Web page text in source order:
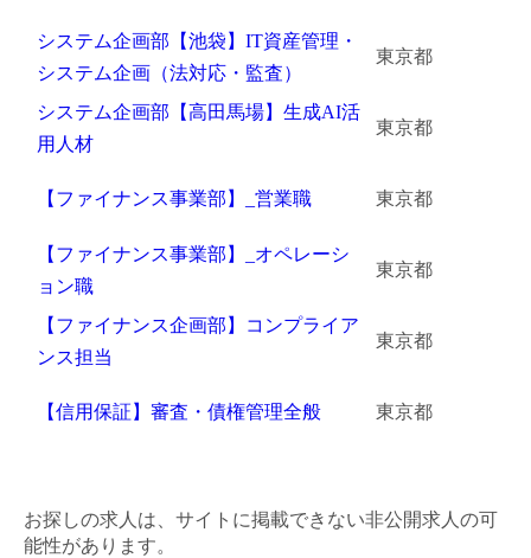
機械・装置
化学
金属・素材
エネルギー・プラント
医療・介護・福祉
その他
次へ（ご経験職種を選択）
システム企画部【池袋】IT資産管理・
システム企画（法対応・監査）
東京都
システム企画部【高田馬場】生成AI活
用人材
東京都
【ファイナンス事業部】_営業職 東京都
【ファイナンス事業部】_オペレーシ
ョン職
東京都
【ファイナンス企画部】コンプライア
ンス担当
東京都
【信用保証】審査・債権管理全般 東京都
お探しの求人は、サイトに掲載できない非公開求人の可
能性があります。